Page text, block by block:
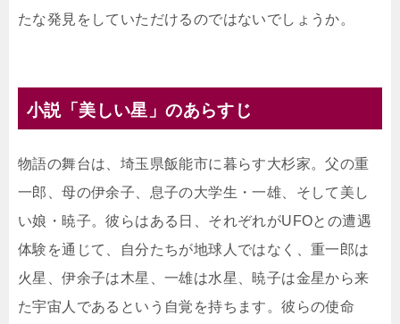
たな発見をしていただけるのではないでしょうか。
小説「美しい星」のあらすじ
物語の舞台は、埼玉県飯能市に暮らす大杉家。父の重
一郎、母の伊余子、息子の大学生・一雄、そして美し
い娘・暁子。彼らはある日、それぞれがUFOとの遭遇
体験を通じて、自分たちが地球人ではなく、重一郎は
火星、伊余子は木星、一雄は水星、暁子は金星から来
た宇宙人であるという自覚を持ちます。彼らの使命